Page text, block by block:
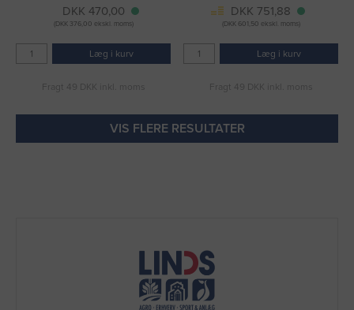
DKK 470,00
(DKK 376,00 ekskl. moms)
Læg i kurv
Fragt 49 DKK inkl. moms
DKK 751,88
(DKK 601,50 ekskl. moms)
Læg i kurv
Fragt 49 DKK inkl. moms
VIS FLERE RESULTATER